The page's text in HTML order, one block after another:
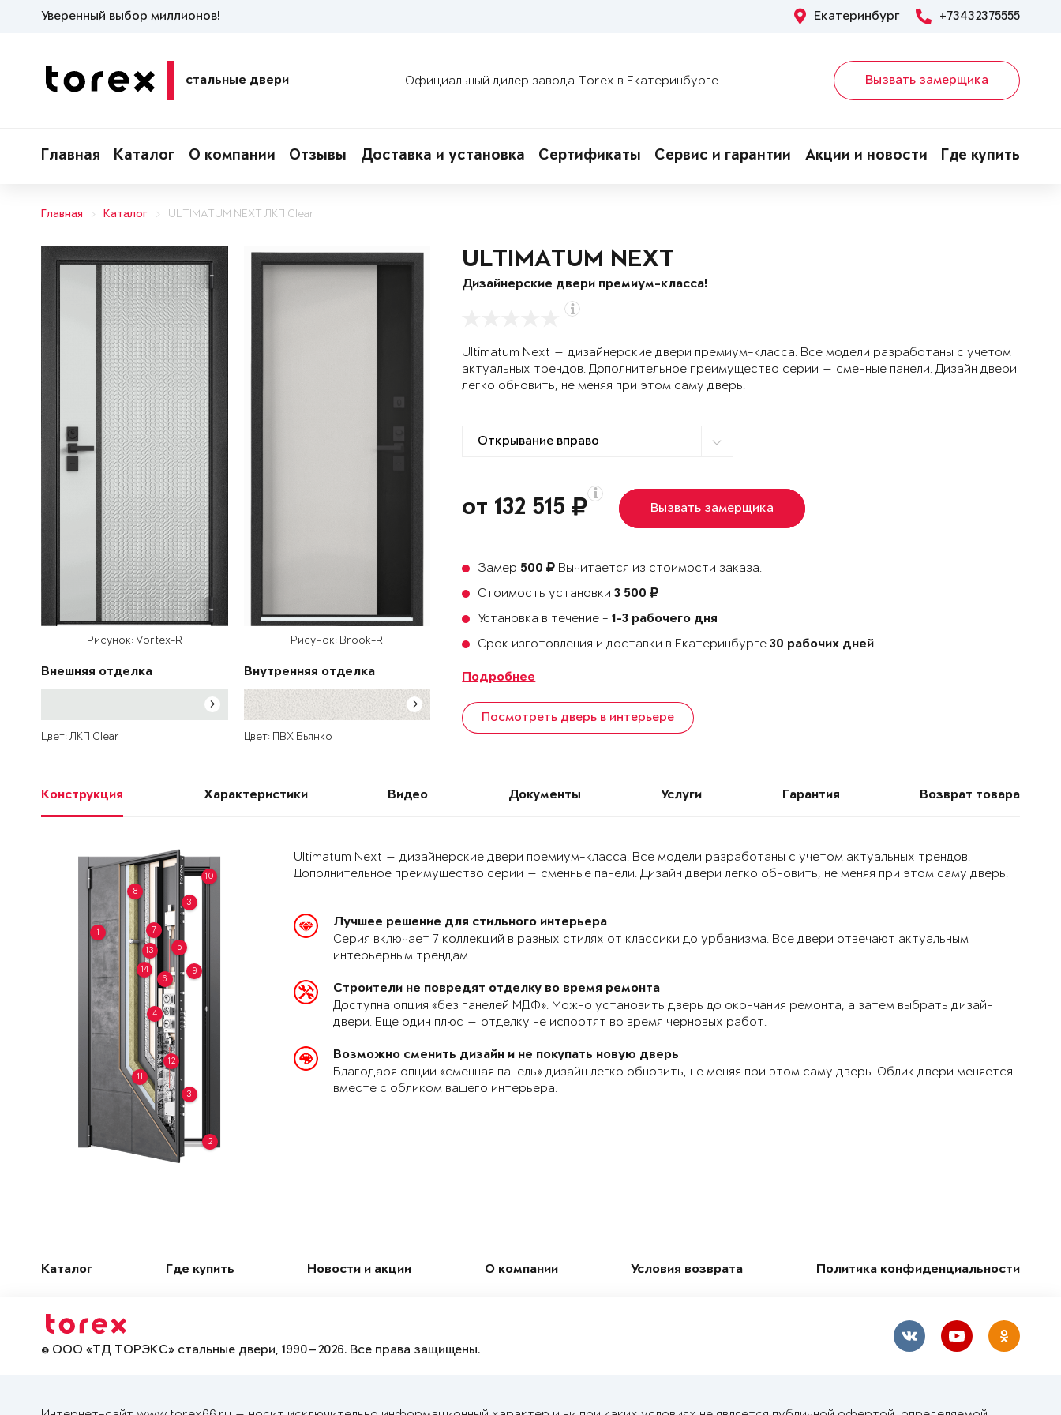
Уверенный выбор миллионов! Екатеринбург +73432375555
стальные двери Официальный дилер завода Torex в Екатеринбурге Вызвать замерщика
Главная Каталог О компании Отзывы Доставка и установка Сертификаты Сервис и гарантии Акции и новости Где купить
Главная Каталог ULTIMATUM NEXT ЛКП Clear
Рисунок: Vortex-R
Внешняя отделка
Цвет: ЛКП Clear
Рисунок: Brook-R
Внутренняя отделка
Цвет: ПВХ Бьянко
ULTIMATUM NEXT
Дизайнерские двери премиум-класса!
Ultimatum Next — дизайнерские двери премиум-класса. Все модели разработаны с учетом
актуальных трендов. Дополнительное преимущество серии — сменные панели. Дизайн двери
легко обновить, не меняя при этом саму дверь.
от 132 515 Вызвать замерщика
Замер 500
Вычитается из стоимости заказа.
Стоимость установки3 500
Установка в течение -1-3 рабочего дня
Срок изготовления и доставки в Екатеринбурге30 рабочих дней.
Подробнее
Посмотреть дверь в интерьере
Конструкция Характеристики Видео Документы Услуги Гарантия Возврат товара
1
2
3
3
4
5
6
7
8
9
10
11
12
13
14
Ultimatum Next — дизайнерские двери премиум-класса. Все модели разработаны с учетом актуальных трендов.
Дополнительное преимущество серии — сменные панели. Дизайн двери легко обновить, не меняя при этом саму дверь.
Лучшее решение для стильного интерьера
Серия включает 7 коллекций в разных стилях от классики до урбанизма. Все двери отвечают актуальным
интерьерным трендам.
Строители не повредят отделку во время ремонта
Доступна опция «без панелей МДФ». Можно установить дверь до окончания ремонта, а затем выбрать дизайн
двери. Еще один плюс — отделку не испортят во время черновых работ.
Возможно сменить дизайн и не покупать новую дверь
Благодаря опции «сменная панель» дизайн легко обновить, не меняя при этом саму дверь. Облик двери меняется
вместе с обликом вашего интерьера.
Каталог Где купить Новости и акции О компании Условия возврата Политика конфиденциальности
© ООО «ТД ТОРЭКС» стальные двери, 1990—2026. Все права защищены.